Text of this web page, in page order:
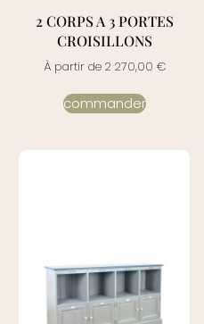
2 CORPS A 3 PORTES
CROISILLONS
À partir de 2 270,00 €
commander